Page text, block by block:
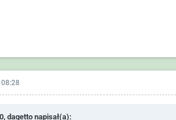
dagettonapisał(a):